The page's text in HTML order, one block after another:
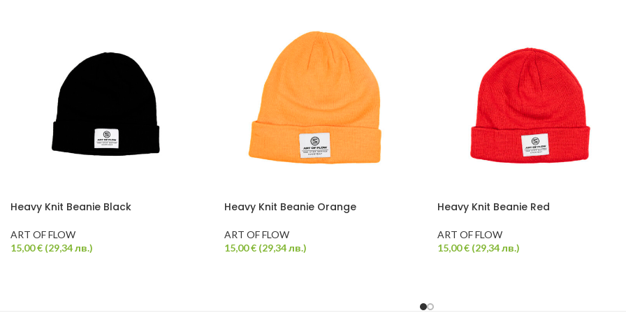
Heavy Knit Beanie Black
ART OF FLOW
15,00€ (29,34лв.)
Heavy Knit Beanie Orange
ART OF FLOW
15,00€ (29,34лв.)
Heavy Knit Beanie Red
ART OF FLOW
15,00€ (29,34лв.)